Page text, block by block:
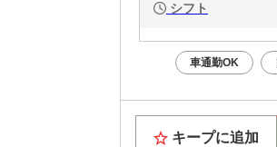
シフト
車通勤OK
キープに追加